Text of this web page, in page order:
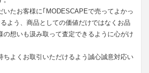
いたお客様に｢MODESCAPEで売ってよかっ
よう、商品としての価値だけではなくお品
の想いも汲み取って査定できるように心がけ
ちよくお取引いただけるよう誠心誠意対応い